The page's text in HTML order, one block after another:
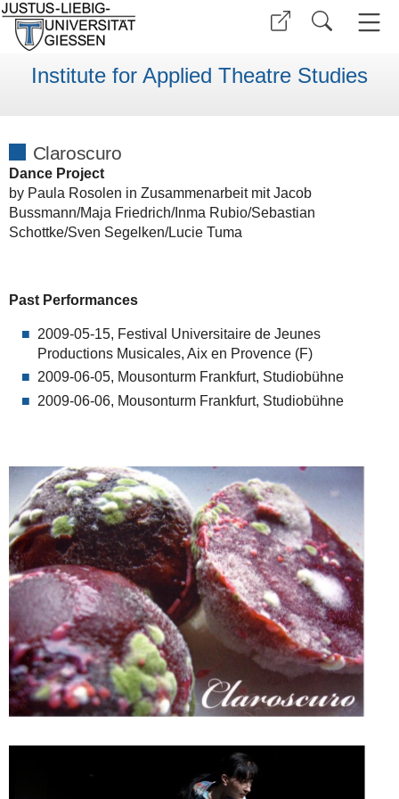
Institute for Applied Theatre Studies
Claroscuro
Dance Project
by Paula Rosolen in Zusammenarbeit mit Jacob
Bussmann/Maja Friedrich/Inma Rubio/Sebastian
Schottke/Sven Segelken/Lucie Tuma
Past Performances
2009-05-15, Festival Universitaire de Jeunes
Productions Musicales, Aix en Provence (F)
2009-06-05, Mousonturm Frankfurt, Studiobühne
2009-06-06, Mousonturm Frankfurt, Studiobühne